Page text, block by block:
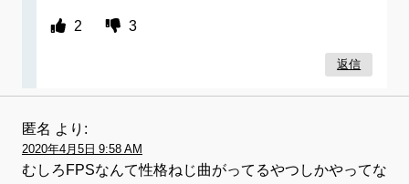
2 3
返信
匿名 より:
2020年4月5日 9:58 AM
むしろFPSなんて性格ねじ曲がってるやつしかやってな